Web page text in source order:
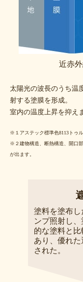
近赤
太陽光の波長のうち温
射する塗膜を形成。
室内の温度上昇を抑え
※１アステック標準色8113トゥ
※２建物構造、断熱構造、開口
が出ます。
塗料を塗布
ンプ照射し
的な塗料と
あり、優れ
された。